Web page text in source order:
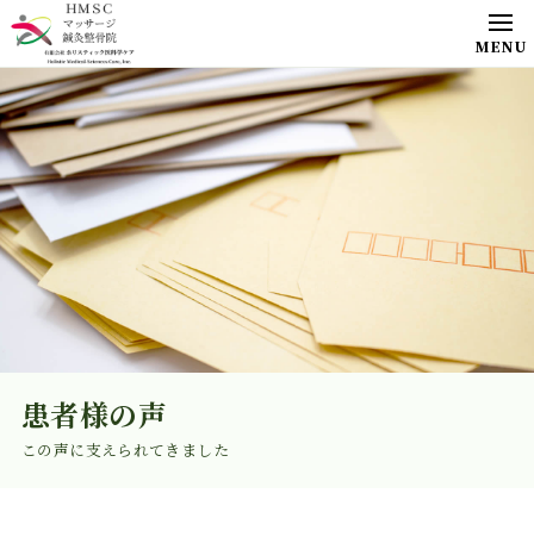
患者様の声
この声に支えられてきました